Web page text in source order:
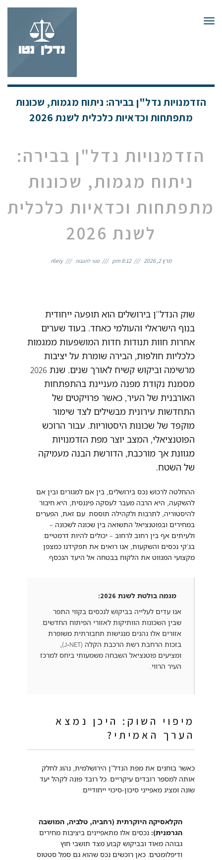
תפריט
הזדמנויות נדל"ן בבירה: ניתוח מגמות, שכונות
מתפתחות וכדאיות כלכלית לשנת 2026
הזדמנויות נדל"ן בבירה:
ניתוח מגמות, שכונות
מתפתחות וכדאיות כלכלית
לשנת 2026
מרץ 2, 2026 8:12 pm סגור לתגובות הזדמנויות
נדל"ן r6eiy
שוק הנדל"ן בירושלים הוא תופעה ייחודית
בנוף הישראלי והעולמי כאחד. בעוד שערים
אחרות חוות תנודות חדות המושפעות ממגמות
כלכליות חולפות, הבירה שומרת על יציבות
מרשימה וביקוש קשיח לאורך שנים. שנת 2026
מסמנת נקודת מפנה מעניינת בהתפתחות
האורבנית של העיר, כאשר פרויקטים של
התחדשות עירונית מבשילים לצד שימור
מוקפד של שכונות היסטוריות. עבור הרוכש
הפוטנציאלי, המצב יוצר מפת הזדמנויות
מגוונת אך מורכבת, הדורשת הבנה מעמיקה
של השטח.
ההחלטה לרכוש נכס בירושלים, בין אם למגורים ובין אם
להשקעה, היא הרבה מעבר לעסקה פיננסית; היא חיבור
להיסטוריה, לתרבות ולקהילה תוססת. עם זאת, הפערים
במחירים ובפוטנציאל התשואה בין שכונה לשכונה –
ולעיתים אף בין רחוב לרחוב – יכולים להיות דרמטיים.
בג'קי נכסים והשקעות, אנו רואים את תפקידנו כמצפן
מקצועי המנווט את הלקוח בבטחה אל היעד הנכסף.
מגמה בולטת לשנת 2026:
אנו עדים לעלייה בביקוש לנכסים בקווי התפר
שבין השכונות הוותיקות לאזורי הפיתוח החדשים.
אזורים אלו נהנים מנגישות תחבורתית משופרת
בזכות הרחבת רשת הרכבת הקלה (J-NET),
ומציעים פוטנציאל השבחה משמעותי ביחס למרכז
העיר הרווי.
מיפוי השוק: היכן נמצא
הערך האמיתי?
כאשר בוחנים את מפת הנדל"ן הירושלמית, נהוג לחלק
אותה למספר רובדים עיקריים. כל רובד פונה לקהל יעד
שונה ומציג מאפייני סיכון-סיכוי ייחודיים:
הקלאסיקה היוקרתית (רחביה, טלביה, המושבה
הגרמנית): נכסים אלו מתאפיינים ביציבות מחירים
גבוהה מאוד ובביקוש קבוע מצד תושבי חוץ
ודיפלומטים. כאן רוכשים נכס שהוא גם סמל סטטוס